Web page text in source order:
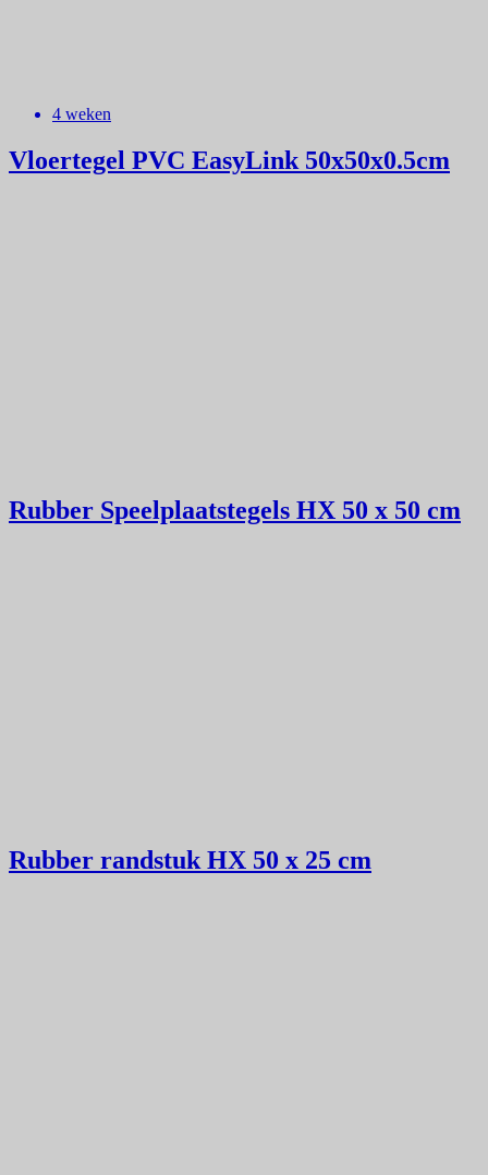
4 weken
Vloertegel PVC EasyLink 50x50x0.5cm
Rubber Speelplaatstegels HX 50 x 50 cm
Rubber randstuk HX 50 x 25 cm